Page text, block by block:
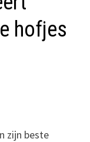
hofjes
zijn beste